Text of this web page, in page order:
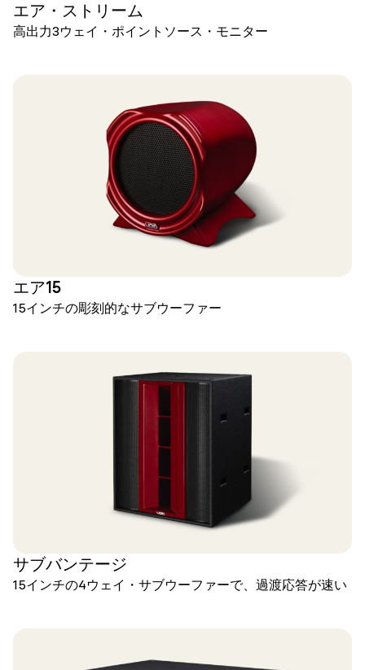
エア・ストリーム
高出力3ウェイ・ポイントソース・モニター
エア15
15インチの彫刻的なサブウーファー
サブバンテージ
15インチの4ウェイ・サブウーファーで、過渡応答が速い